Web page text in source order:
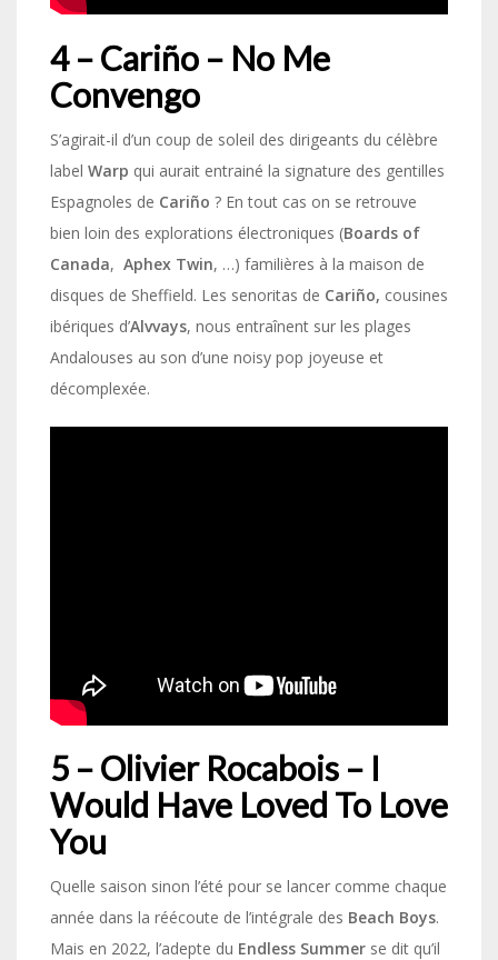
4 – Cariño – No Me
Convengo
S’agirait-il d’un coup de soleil des dirigeants du célèbre
label Warp qui aurait entrainé la signature des gentilles
Espagnoles de Cariño ? En tout cas on se retrouve
bien loin des explorations électroniques (Boards of
Canada, Aphex Twin, …) familières à la maison de
disques de Sheffield. Les senoritas de Cariño, cousines
ibériques d’Alvvays, nous entraînent sur les plages
Andalouses au son d’une noisy pop joyeuse et
décomplexée.
5 – Olivier Rocabois – I
Would Have Loved To Love
You
Quelle saison sinon l’été pour se lancer comme chaque
année dans la réécoute de l’intégrale des Beach Boys.
Mais en 2022, l’adepte du Endless Summer se dit qu’il